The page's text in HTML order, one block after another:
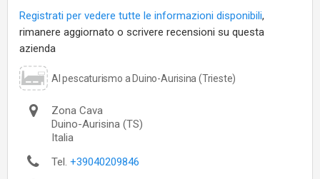
Registrati per vedere tutte le informazioni disponibili,
rimanere aggiornato o scrivere recensioni su questa
azienda
Al pescaturismo a Duino-Aurisina (Trieste)
Zona Cava
Duino-Aurisina (TS)
Italia
Tel. +39040209846